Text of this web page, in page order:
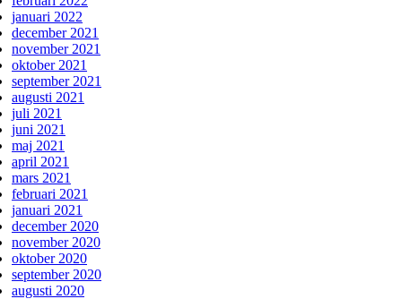
januari 2022
december 2021
november 2021
oktober 2021
september 2021
augusti 2021
juli 2021
juni 2021
maj 2021
april 2021
mars 2021
februari 2021
januari 2021
december 2020
november 2020
oktober 2020
september 2020
augusti 2020